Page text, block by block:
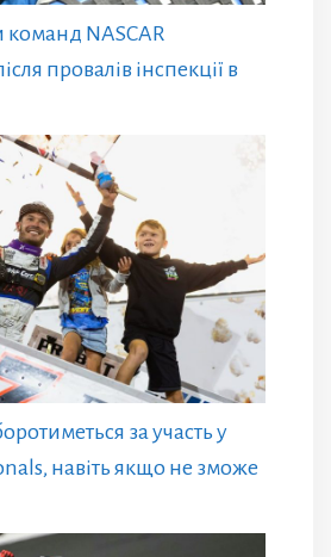
команд NASCAR
провалів інспекції в
за участь у
навіть якщо не зможе